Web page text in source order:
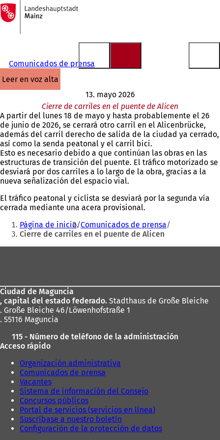
Saltar al contenido
A
la
página
Comunicados de prensa
leer en voz alta
13. mayo 2026
Cierre de carriles en el puente de Alicen
A partir del lunes 18 de mayo y hasta probablemente el 26
de junio de 2026, se cerrará otro carril en el Alicenbrücke,
además del carril derecho de salida de la ciudad ya cerrado,
así como la senda peatonal y el carril bici.
Esto es necesario debido a que continúan las obras en las
estructuras de transición del puente. El tráfico motorizado se
desviará por dos carriles a lo largo de la obra, gracias a la
nueva señalización del espacio vial.
El tráfico peatonal y ciclista se desviará por la segunda vía
cerrada mediante una acera provisional.
Estás
aquí:
Página de inicio Comunicados de prensa
Cierre de carriles en el puente de Alicen
pies
Ciudad de Maguncia
, capital del estado federado. Stadthaus de Große Bleiche
. Große Bleiche 46/Löwenhofstraße 1
. 55116 Maguncia
115 - Número de teléfono de la administración
Acceso rápido
Organización administrativa
Comunicados de prensa
Vacantes
Sistema de información del Consejo
Concursos públicos
Portal de servicios (servicios en línea)
Suscríbase a nuestro boletín
Configuración de la protección de datos